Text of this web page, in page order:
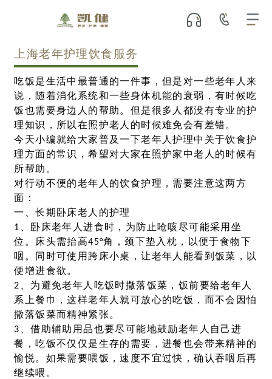
上海老年护理饮食服务
吃饭是生活中最普通的一件事，但是对一些老年人来
说，随着消化系统和一些身体机能的衰弱，有时候吃
饭也需要身边人的帮助。但是很多人都没有专业的护
理知识，所以在照护老人的时候难免会有差错。
今天小编就给大家普及一下老年人护理中关于饮食护
理方面的常识，希望对大家在照护家中老人的时候有
所帮助。
对行动不便的老年人的饮食护理，需要注意这两方
面：
一、长期卧床老人的护理
1、卧床老年人进食时，为防止呛咳尽可能采用坐
位。床头需抬高45°角，颈下垫入枕，以便于食物下
咽。同时可使用跨床小桌，让老年人能看到饭菜，以
便增进食欲。
2、为避免老年人吃饭时撒落饭菜，饭前要给老年人
系上餐巾，这样老年人就可放心的吃饭，而不会因怕
撒落饭菜而精神紧张。
3、借助辅助用品也要尽可能地鼓励老年人自己进
餐，吃饭不仅仅是生存的需要，进餐也会带来精神的
愉悦。如果需要喂饭，速度不宜过快，确认吞咽后再
继续喂。